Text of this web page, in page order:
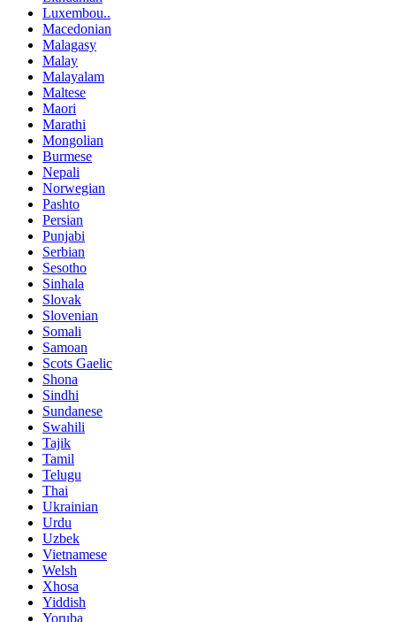
Luxembou..
Macedonian
Malagasy
Malay
Malayalam
Maltese
Maori
Marathi
Mongolian
Burmese
Nepali
Norwegian
Pashto
Persian
Punjabi
Serbian
Sesotho
Sinhala
Slovak
Slovenian
Somali
Samoan
Scots Gaelic
Shona
Sindhi
Sundanese
Swahili
Tajik
Tamil
Telugu
Thai
Ukrainian
Urdu
Uzbek
Vietnamese
Welsh
Xhosa
Yiddish
Yoruba